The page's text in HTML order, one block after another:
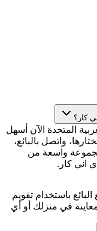
كار؟
المتحدة الآن أسهل
واتصل بالبائع،
واسعة من
اني كار.
باستخدام تقويم
في منزلك أو أي